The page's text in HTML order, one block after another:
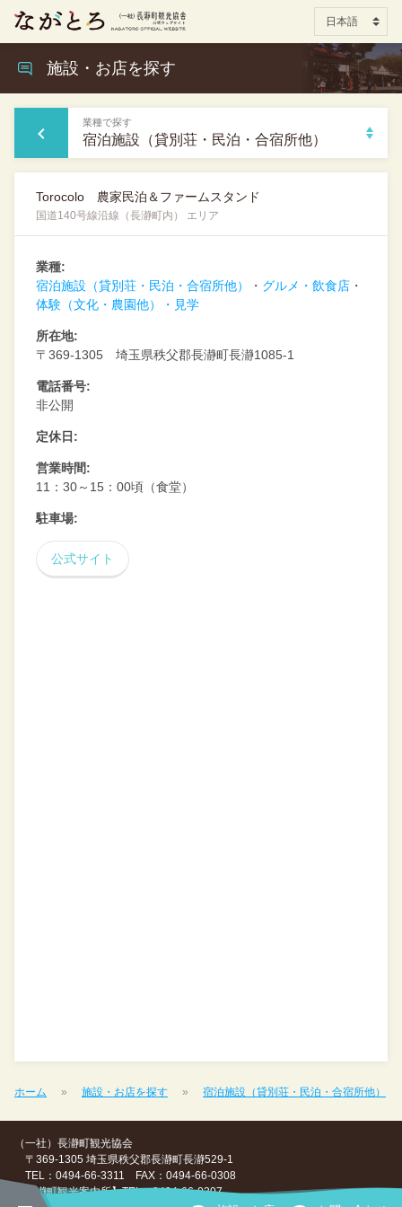
施設・お店を探す
業種で探す
宿泊施設（貸別荘・民泊・合宿所他）
Torocolo 農家民泊＆ファームスタンド
国道140号線沿線（長瀞町内） エリア
業種:
宿泊施設（貸別荘・民泊・合宿所他）
グルメ・飲食店
体験（文化・農園他）・見学
所在地:
〒369-1305 埼玉県秩父郡長瀞町長瀞1085-1
電話番号:
非公開
定休日:
営業時間:
11：30～15：00頃（食堂）
駐車場:
公式サイト
ホーム 施設・お店を探す 宿泊施設（貸別荘・民泊・合宿所他）
（一社）長瀞町観光協会
〒369-1305 埼玉県秩父郡長瀞町長瀞529-1
TEL：0494-66-3311 FAX：0494-66-0308
【長瀞町観光案内所】TEL：0494-66-0307